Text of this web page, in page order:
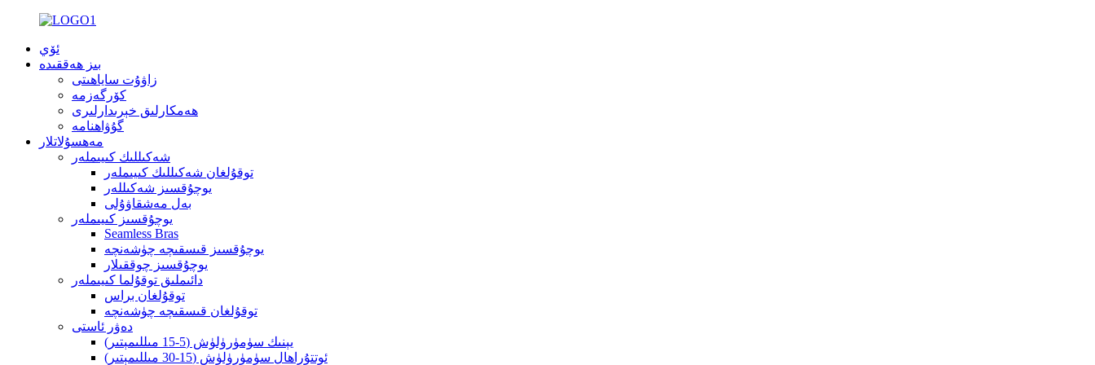
ئۆي
بىز ھەققىدە
زاۋۇت ساياھىتى
كۆرگەزمە
ھەمكارلىق خېرىدارلىرى
گۇۋاھنامە
مەھسۇلاتلار
شەكىللىك كىيىملەر
توقۇلغان شەكىللىك كىيىملەر
يوچۇقسىز شەكىللەر
بەل مەشقاۋۇلى
يوچۇقسىز كىيىملەر
Seamless Bras
يوچۇقسىز قىسقىچە چۈشەنچە
يوچۇقسىز چوققىلار
دائىملىق توقۇلما كىيىملەر
توقۇلغان براس
توقۇلغان قىسقىچە چۈشەنچە
دەۋر ئاستى
يېنىك سۈمۈرۈلۈش (5-15 مىللىمېتىر)
ئوتتۇراھال سۈمۈرۈلۈش (15-30 مىللىمېتىر)